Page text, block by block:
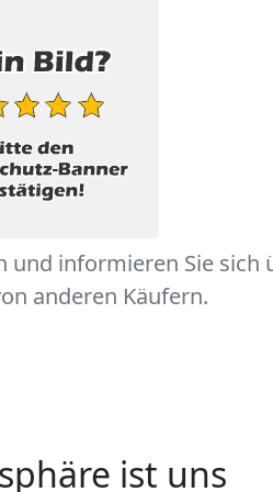
und informieren Sie sich
anderen Käufern.
ist uns